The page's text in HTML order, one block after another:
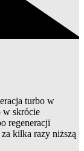
turbo w
w skrócie
regeneracji
kilka razy niższą